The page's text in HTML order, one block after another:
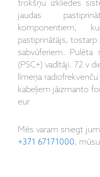
trokšņu izkliedes
jaudas
komponentiem,
pastiprinātājs,
sabvūferiem. Pulēta
(PSC+) vadītāji. 72 v
līmeņa
kabeļiem jāizmanto
eur
Mēs varam sniegt
+371 67171000,